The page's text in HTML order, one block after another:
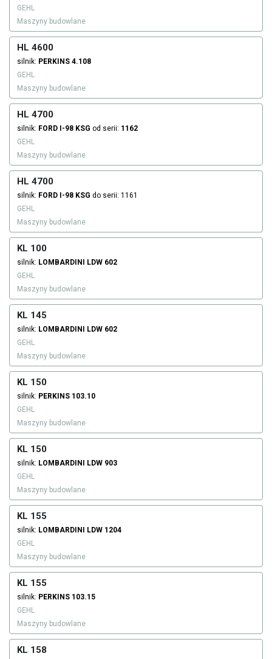
GEHL
Maszyny budowlane
HL 4600
silnik: PERKINS 4.108
GEHL
Maszyny budowlane
HL 4700
silnik: FORD I-98 KSG od serii: 1162
GEHL
Maszyny budowlane
HL 4700
silnik: FORD I-98 KSG do serii: 1161
GEHL
Maszyny budowlane
KL 100
silnik: LOMBARDINI
LDW 602
GEHL
Maszyny budowlane
KL 145
silnik: LOMBARDINI
LDW 602
GEHL
Maszyny budowlane
KL 150
silnik: PERKINS 103.10
GEHL
Maszyny budowlane
KL 150
silnik: LOMBARDINI
LDW 903
GEHL
Maszyny budowlane
KL 155
silnik: LOMBARDINI
LDW 1204
GEHL
Maszyny budowlane
KL 155
silnik: PERKINS 103.15
GEHL
Maszyny budowlane
KL 158